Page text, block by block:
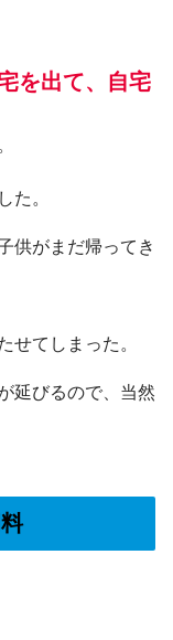
を出て、自宅
た。
供がまだ帰ってき
せてしまった。
延びるので、当然